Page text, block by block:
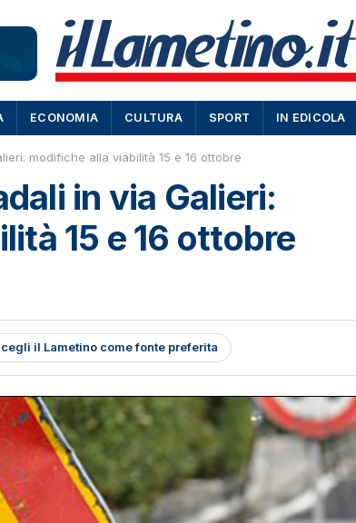
ECONOMIA CULTURA SPORT IN EDICOLA
modifiche alla viabilità 15 e 16 ottobre
in via Galieri:
15 e 16 ottobre
il Lametino come fonte preferita